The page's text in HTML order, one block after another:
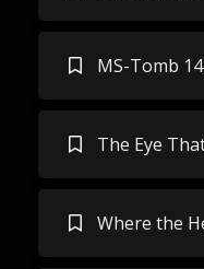
MS-Tomb
The Eye
Where the